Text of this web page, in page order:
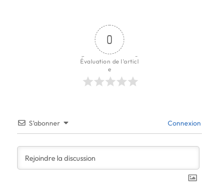
0
Évaluation de l'articl
e
S’abonner Connexion